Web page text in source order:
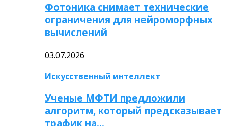
Фотоника снимает технические
ограничения для нейроморфных
вычислений
03.07.2026
Искусственный интеллект
Ученые МФТИ предложили
алгоритм, который предсказывает
трафик на…